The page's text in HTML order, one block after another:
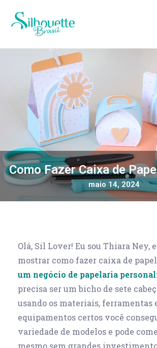
Como Fazer Caixa de
maio 14, 2024
Olá, Sil Lover! Eu sou Thiara Ney,
mostrar como fazer caixa de
um negócio de papelaria
precisa ser um bicho de sete
usando os materiais, ferramentas
equipamentos certos você
variedade de modelos e pode
mesmo sem grandes